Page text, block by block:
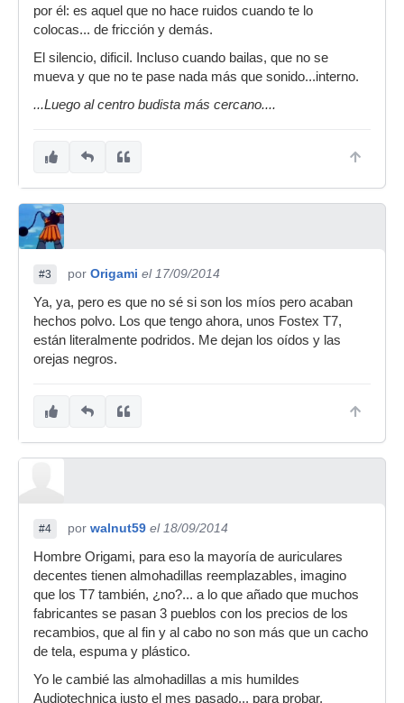
por él: es aquel que no hace ruidos cuando te lo
colocas... de fricción y demás.
El silencio, dificil. Incluso cuando bailas, que no se
mueva y que no te pase nada más que sonido...interno.
...Luego al centro budista más cercano....
#3 por Origami el 17/09/2014
Ya, ya, pero es que no sé si son los míos pero acaban
hechos polvo. Los que tengo ahora, unos Fostex T7,
están literalmente podridos. Me dejan los oídos y las
orejas negros.
#4 por walnut59 el 18/09/2014
Hombre Origami, para eso la mayoría de auriculares
decentes tienen almohadillas reemplazables, imagino
que los T7 también, ¿no?... a lo que añado que muchos
fabricantes se pasan 3 pueblos con los precios de los
recambios, que al fin y al cabo no son más que un cacho
de tela, espuma y plástico.
Yo le cambié las almohadillas a mis humildes
Audiotechnica justo el mes pasado... para probar,